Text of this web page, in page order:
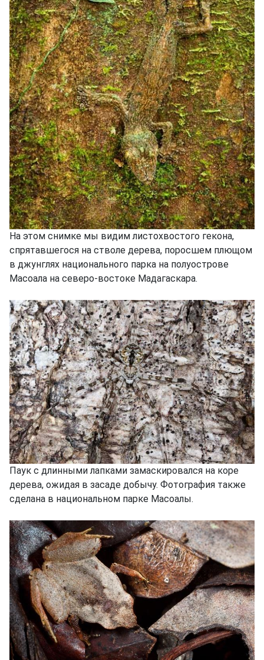
На этом снимке мы видим листохвостого гекона,
спрятавшегося на стволе дерева, поросшем плющом
в джунглях национального парка на полуострове
Масоала на северо-востоке Мадагаскара.
Паук с длинными лапками замаскировался на коре
дерева, ожидая в засаде добычу. Фотография также
сделана в национальном парке Масоалы.